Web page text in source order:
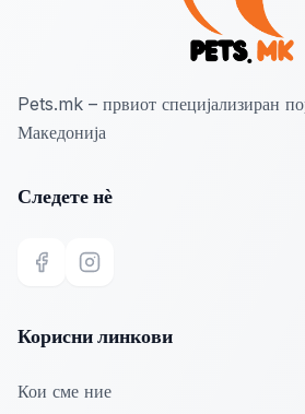
Pets.mk – првиот специјализиран
Македонија
Следете нѐ
Корисни линкови
Кои сме ние